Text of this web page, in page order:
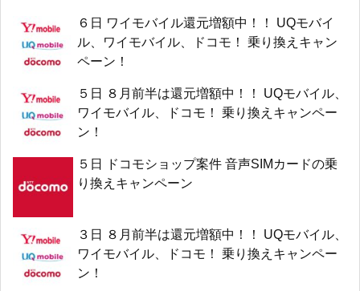
６日 ワイモバイル還元増額中！！ UQモバイ
ル、ワイモバイル、ドコモ！ 乗り換えキャン
ペーン！
５日 ８月前半は還元増額中！！ UQモバイル、
ワイモバイル、ドコモ！ 乗り換えキャンペー
ン！
５日 ドコモショップ案件 音声SIMカードの乗
り換えキャンペーン
３日 ８月前半は還元増額中！！ UQモバイル、
ワイモバイル、ドコモ！ 乗り換えキャンペー
ン！